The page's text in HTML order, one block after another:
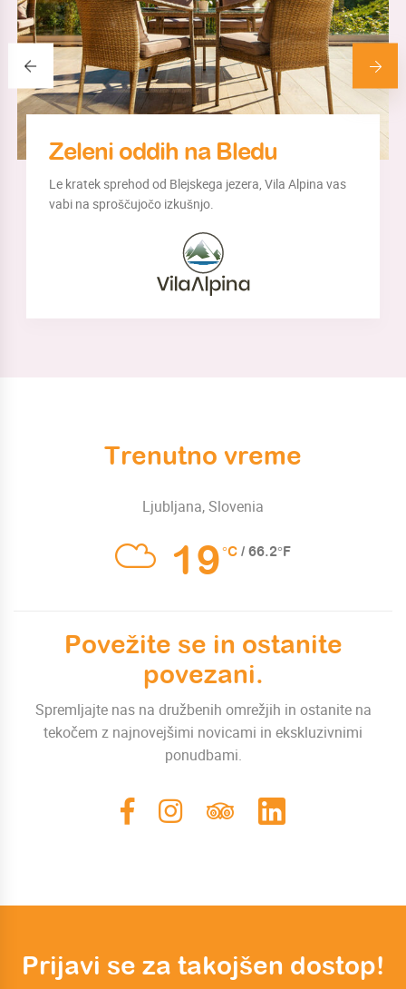
Zeleni oddih na Bledu
Le kratek sprehod od Blejskega jezera, Vila Alpina vas
vabi na sproščujočo izkušnjo.
Trenutno vreme
Ljubljana, Slovenia
19°C / 66.2°F
Povežite se in ostanite
povezani.
Spremljajte nas na družbenih omrežjih in ostanite na
tekočem z najnovejšimi novicami in ekskluzivnimi
ponudbami.
Prijavi se za takojšen dostop!